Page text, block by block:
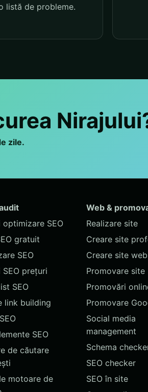
listă de probleme.
zile.
optimizare SEO
gratuit
SEO
SEO prețuri
SEO
link building
SEO
de căutare
motoare de
Web &
Realizare site
Creare site
Creare site
Promovare site
Promovări
Promovare
Social media
management
Schema
SEO checker
SEO în site